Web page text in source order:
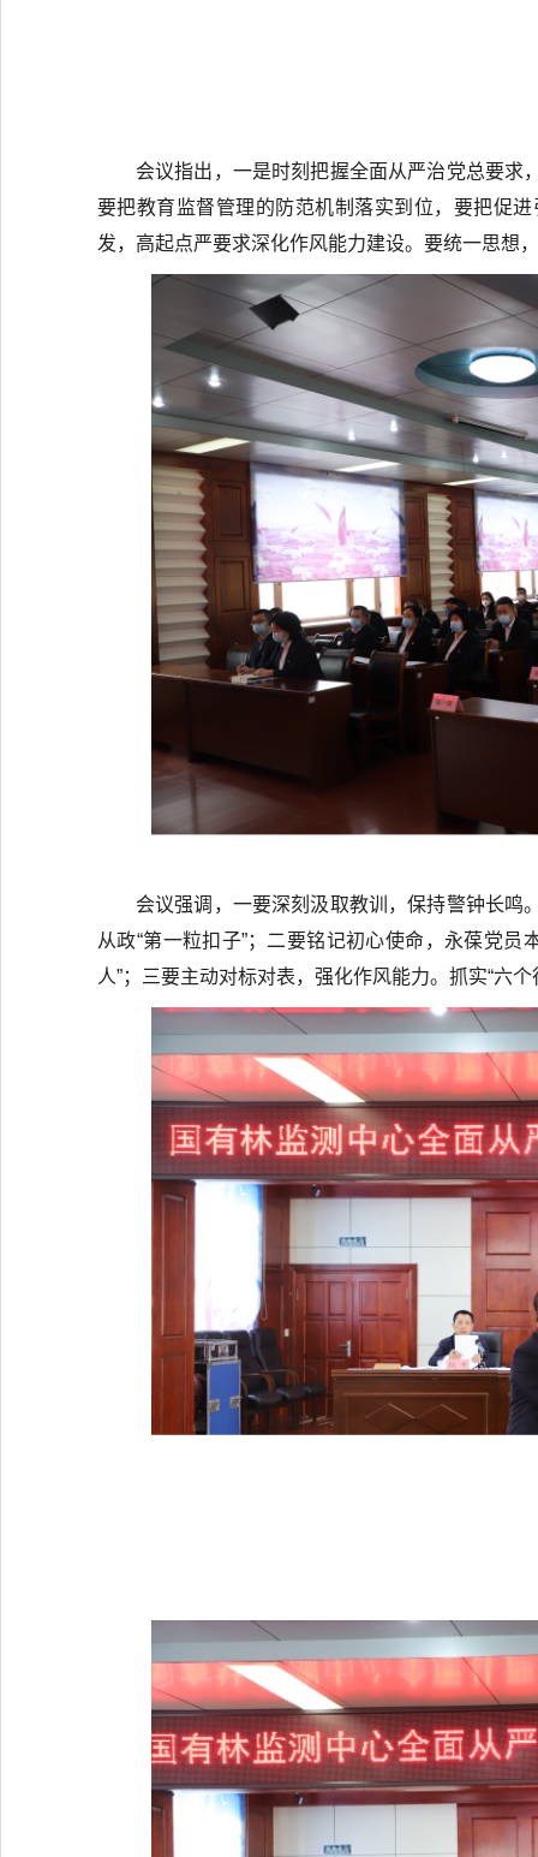
会议指出，一是时刻把握全面从严治党总要求
要把教育监督管理的防范机制落实到位，要把促
发，高起点严要求深化作风能力建设。要统一思想
会议强调，一要深刻汲取教训，保持警钟长鸣
从政“第一粒扣子”；二要铭记初心使命，永葆党员
人”；三要主动对标对表，强化作风能力。抓实“六